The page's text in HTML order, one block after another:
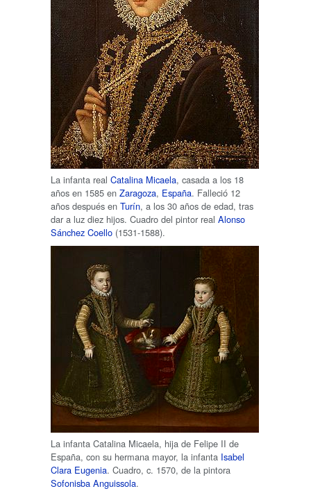
La infanta real Catalina Micaela, casada a los 18
años en 1585 en Zaragoza, España. Falleció 12
años después en Turín, a los 30 años de edad, tras
dar a luz diez hijos. Cuadro del pintor real Alonso
Sánchez Coello (1531-1588).
La infanta Catalina Micaela, hija de Felipe II de
España, con su hermana mayor, la infanta Isabel
Clara Eugenia. Cuadro, c. 1570, de la pintora
Sofonisba Anguissola.